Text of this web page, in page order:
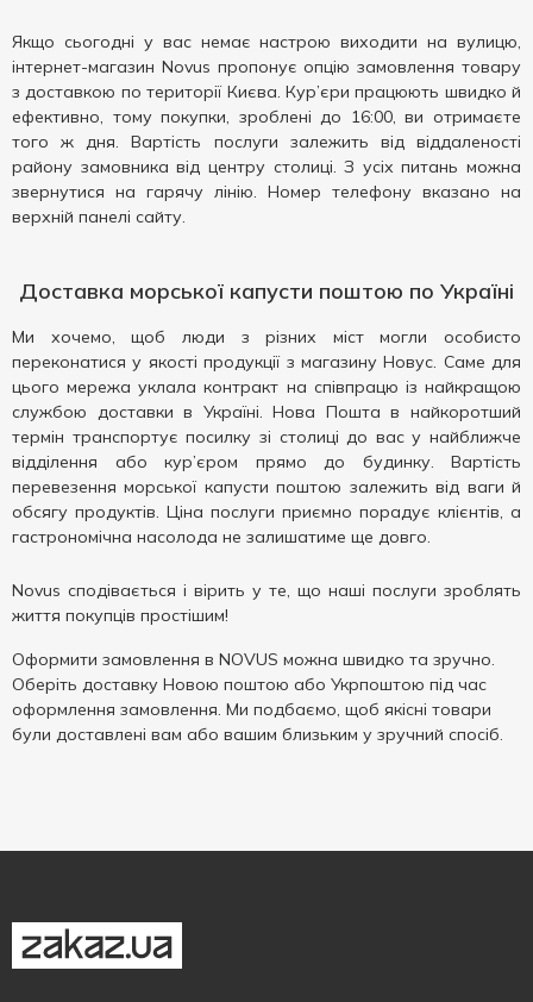
Якщо сьогодні у вас немає настрою виходити на вулицю,
інтернет-магазин Novus пропонує опцію замовлення товару
з доставкою по території Києва. Кур’єри працюють швидко й
ефективно, тому покупки, зроблені до 16:00, ви отримаєте
того ж дня. Вартість послуги залежить від віддаленості
району замовника від центру столиці. З усіх питань можна
звернутися на гарячу лінію. Номер телефону вказано на
верхній панелі сайту.
Доставка морської капусти поштою по Україні
Ми хочемо, щоб люди з різних міст могли особисто
переконатися у якості продукції з магазину Новус. Саме для
цього мережа уклала контракт на співпрацю із найкращою
службою доставки в Україні. Нова Пошта в найкоротший
термін транспортує посилку зі столиці до вас у найближче
відділення або кур’єром прямо до будинку. Вартість
перевезення морської капусти поштою залежить від ваги й
обсягу продуктів. Ціна послуги приємно порадує клієнтів, а
гастрономічна насолода не залишатиме ще довго.
Novus сподівається і вірить у те, що наші послуги зроблять
життя покупців простішим!
Оформити замовлення в NOVUS можна швидко та зручно.
Оберіть доставку Новою поштою або Укрпоштою під час
оформлення замовлення. Ми подбаємо, щоб якісні товари
були доставлені вам або вашим близьким у зручний спосіб.